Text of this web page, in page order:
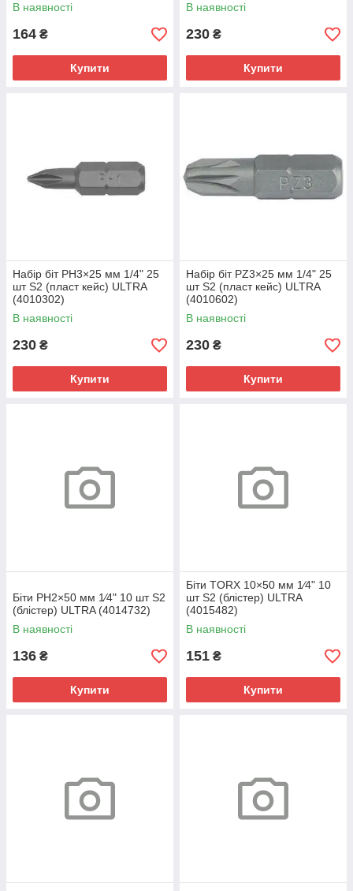
В наявності
164 ₴
Купити
В наявності
230 ₴
Купити
Набір біт PН3×25 мм 1/4" 25
шт S2 (пласт кейс) ULTRA
(4010302)
В наявності
230 ₴
Купити
Набір біт PZ3×25 мм 1/4" 25
шт S2 (пласт кейс) ULTRA
(4010602)
В наявності
230 ₴
Купити
Біти PH2×50 мм 1⁄4" 10 шт S2
(блістер) ULTRA (4014732)
В наявності
136 ₴
Купити
Біти TORX 10×50 мм 1⁄4" 10
шт S2 (блістер) ULTRA
(4015482)
В наявності
151 ₴
Купити